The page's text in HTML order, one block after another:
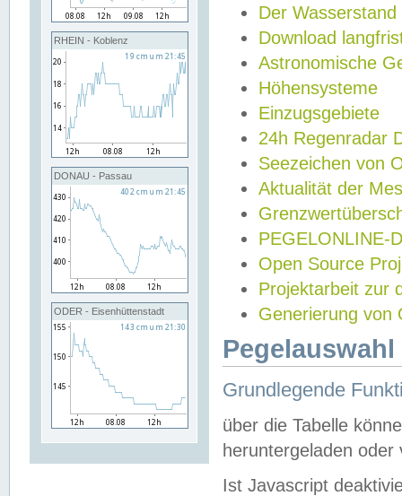
RHEIN - Koblenz
DONAU - Passau
ODER - Eisenhüttenstadt
Der Wasserstand
Download
Astronomische
Höhensysteme
Einzugsgebiete
24h Regenradar
Seezeichen von
Aktualität der
PEGELONLINE-
Open Source
Projektarbeit zur
Generierung von
Grundlegende
über die Tabelle
heruntergeladen oder
Ist Javascript